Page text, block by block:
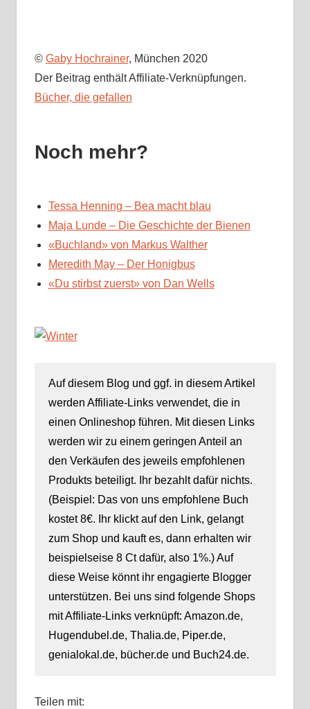
© Gaby Hochrainer, München 2020
Der Beitrag enthält Affiliate-Verknüpfungen.
Bücher, die gefallen
Noch mehr?
Tessa Henning – Bea macht blau
Maja Lunde – Die Geschichte der Bienen
«Buchland» von Markus Walther
Meredith May – Der Honigbus
«Du stirbst zuerst» von Dan Wells
Auf diesem Blog und ggf. in diesem Artikel
werden Affiliate-Links verwendet, die in
einen Onlineshop führen. Mit diesen Links
werden wir zu einem geringen Anteil an
den Verkäufen des jeweils empfohlenen
Produkts beteiligt. Ihr bezahlt dafür nichts.
(Beispiel: Das von uns empfohlene Buch
kostet 8€. Ihr klickt auf den Link, gelangt
zum Shop und kauft es, dann erhalten wir
beispielseise 8 Ct dafür, also 1%.) Auf
diese Weise könnt ihr engagierte Blogger
unterstützen. Bei uns sind folgende Shops
mit Affiliate-Links verknüpft: Amazon.de,
Hugendubel.de, Thalia.de, Piper.de,
genialokal.de, bücher.de und Buch24.de.
Teilen mit: